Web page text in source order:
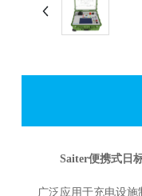
Saiter便携式日
广泛应用于充电设